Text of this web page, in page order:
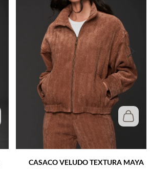
CASACO VELUDO TEXTURA MAYA